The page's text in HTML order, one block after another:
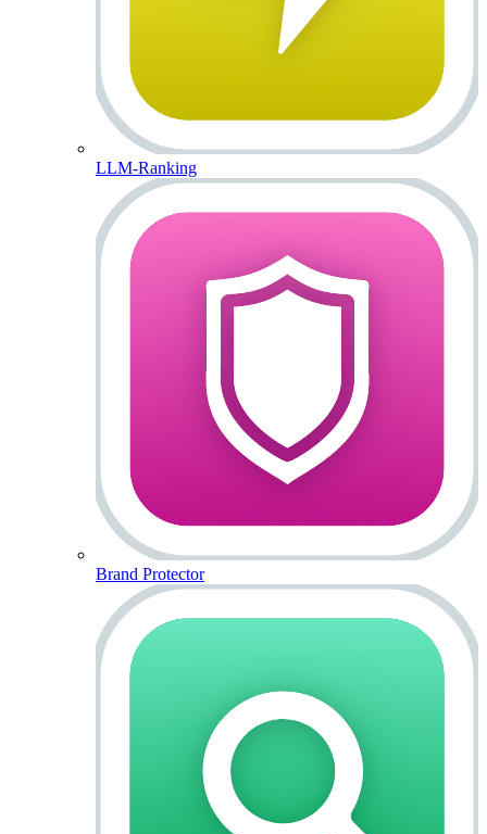
LLM-Ranking
Brand Protector